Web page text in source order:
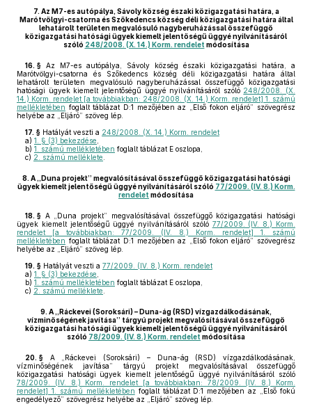
7. Az M7-es autópálya, Sávoly község északi közigazgatási határa, a
Marótvölgyi-csatorna és Szőkedencs község déli közigazgatási határa által
lehatárolt területen megvalósuló nagyberuházással összefüggő
közigazgatási hatósági ügyek kiemelt jelentőségű üggyé nyilvánításáról
szóló 248/2008. (X. 14.) Korm. rendelet módosítása
16. § Az M7-es autópálya, Sávoly község északi közigazgatási határa, a
Marótvölgyi-csatorna és Szőkedencs község déli közigazgatási határa által
lehatárolt területen megvalósuló nagyberuházással összefüggő közigazgatási
hatósági ügyek kiemelt jelentőségű üggyé nyilvánításáról szóló 248/2008. (X.
14.) Korm. rendelet [a továbbiakban: 248/2008. (X. 14.) Korm. rendelet] 1. számú
mellékletében foglalt táblázat D:1 mezőjében az „Első fokon eljáró” szövegrész
helyébe az „Eljáró” szöveg lép.
17. § Hatályát veszti a 248/2008. (X. 14.) Korm. rendelet
a) 1. § (3) bekezdése
b) 1. számú mellékletében foglalt táblázat E oszlopa,
c) 2. számú melléklete
8. A „Duna projekt” megvalósításával összefüggő közigazgatási hatósági
ügyek kiemelt jelentőségű üggyé nyilvánításáról szóló 77/2009. (IV. 8.) Korm.
rendelet módosítása
18. § A „Duna projekt” megvalósításával összefüggő közigazgatási hatósági
ügyek kiemelt jelentőségű üggyé nyilvánításáról szóló 77/2009. (IV. 8.) Korm.
rendelet [a továbbiakban: 77/2009. (IV. 8.) Korm. rendelet] 1. számú
mellékletében foglalt táblázat D:1 mezőjében az „Első fokon eljáró” szövegrész
helyébe az „Eljáró” szöveg lép.
19. § Hatályát veszti a 77/2009. (IV. 8.) Korm. rendelet
a) 1. § (3) bekezdése
b) 1. számú mellékletében foglalt táblázat E oszlopa,
c) 2. számú melléklete
9. A „Ráckevei (Soroksári) – Duna-ág (RSD) vízgazdálkodásának,
vízminőségének javítása” tárgyú projekt megvalósításával összefüggő
közigazgatási hatósági ügyek kiemelt jelentőségű üggyé nyilvánításáról
szóló 78/2009. (IV. 8.) Korm. rendelet módosítása
20. § A „Ráckevei (Soroksári) – Duna-ág (RSD) vízgazdálkodásának,
vízminőségének javítása” tárgyú projekt megvalósításával összefüggő
közigazgatási hatósági ügyek kiemelt jelentőségű üggyé nyilvánításáról szóló
78/2009. (IV. 8.) Korm. rendelet [a továbbiakban: 78/2009. (IV. 8.) Korm.
rendelet] 1. számú mellékletében foglalt táblázat D:1 mezőjében az „Első fokú
engedélyező” szövegrész helyébe az „Eljáró” szöveg lép.